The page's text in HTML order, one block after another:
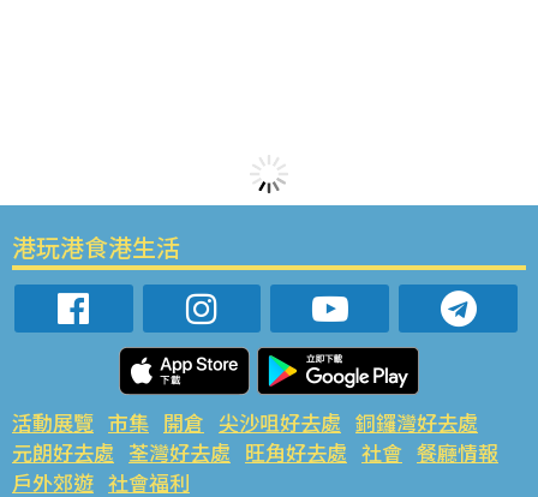
港玩港食港生活
活動展覽 市集 開倉 尖沙咀好去處 銅鑼灣好去處
元朗好去處 荃灣好去處 旺角好去處 社會 餐廳情報
戶外郊遊 社會福利